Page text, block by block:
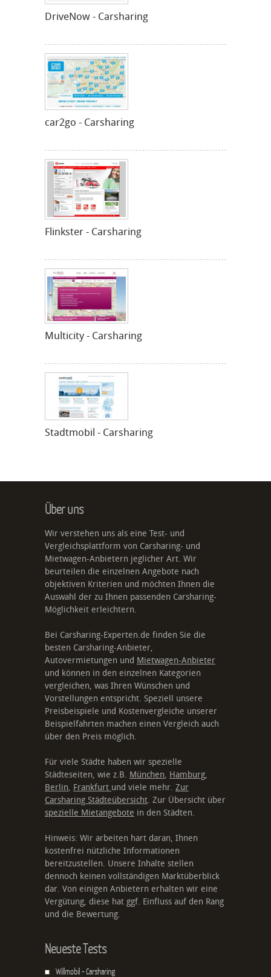
DriveNow - Carsharing
car2go - Carsharing
Flinkster - Carsharing
Multicity - Carsharing
Stadtmobil - Carsharing
Über uns
Wir verstehen uns als eine Test- und
Vergleichsplattform von Carsharing- und
Mietwagen-Anbietern jeglicher Art. Wir
beurteilen die einzelnen Angebote nach
objektiven Kriterien und möchten Ihnen die
Auswahl der zu Ihnen passenden Carsharing-
Möglichkeit erleichtern.
Bei Carsharing-Experten.de finden Sie die
besten Carsharing-Anbieter,
Autovermietungen und Mietwagen-Anbieter
und können in den einzelnen Kategorien
vergleichen, was Ihren Wünschen und
Vorstellungen entspricht. Speziell unsere
Preisbeispiele und Kostenvergleiche unserer
Beispielfahrten machen einen Vergleich auch
über den Preis möglich.
Für viele Städte haben wir spezielle
Städteseiten, wie z.B. München, Hamburg,
Berlin, Frankfurt und viele mehr. Zur
Carsharing Städteübersicht. Zur Übersicht über
spezielle Mietangebote in den Städten.
Hinweis: Wir arbeiten hart daran, Ihnen
kostenfrei nützliche Informationen
bereitzustellen. Unsere Inhalte stellen
dennoch keinen vollständigen Marktüberblick
dar. Von einigen Anbietern erhalten wir eine
Vergütung, diese hat ggf. Einfluss auf den Rang
und die Bewertung.
Neueste Tests
Willmobil - Carsharing